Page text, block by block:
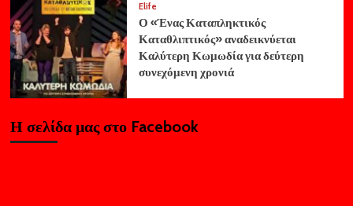
Elife
Ο «Ένας Καταπληκτικός
Καταθλιπτικός» αναδεικνύεται
Καλύτερη Κωμωδία για δεύτερη
συνεχόμενη χρονιά
Η σελίδα μας στο Facebook